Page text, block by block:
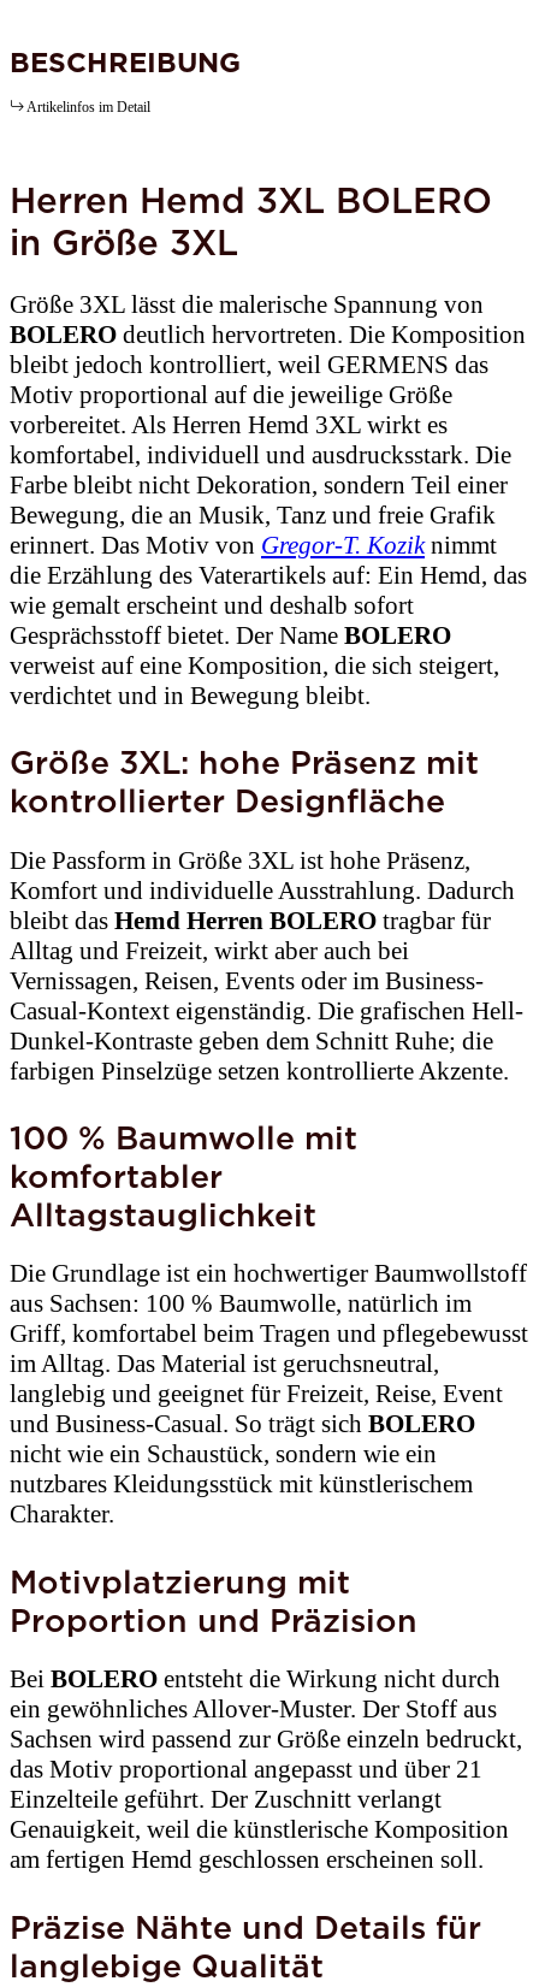
BESCHREIBUNG
Artikelinfos im Detail
Herren Hemd 3XL BOLERO
in Größe 3XL
Größe 3XL lässt die malerische Spannung von
BOLERO deutlich hervortreten. Die Komposition
bleibt jedoch kontrolliert, weil GERMENS das
Motiv proportional auf die jeweilige Größe
vorbereitet. Als Herren Hemd 3XL wirkt es
komfortabel, individuell und ausdrucksstark. Die
Farbe bleibt nicht Dekoration, sondern Teil einer
Bewegung, die an Musik, Tanz und freie Grafik
erinnert. Das Motiv von Gregor-T. Koziknimmt
die Erzählung des Vaterartikels auf: Ein Hemd, das
wie gemalt erscheint und deshalb sofort
Gesprächsstoff bietet. Der Name BOLERO
verweist auf eine Komposition, die sich steigert,
verdichtet und in Bewegung bleibt.
Größe 3XL: hohe Präsenz mit
kontrollierter Designfläche
Die Passform in Größe 3XL ist hohe Präsenz,
Komfort und individuelle Ausstrahlung. Dadurch
bleibt das Hemd Herren BOLERO tragbar für
Alltag und Freizeit, wirkt aber auch bei
Vernissagen, Reisen, Events oder im Business-
Casual-Kontext eigenständig. Die grafischen Hell-
Dunkel-Kontraste geben dem Schnitt Ruhe; die
farbigen Pinselzüge setzen kontrollierte Akzente.
100 % Baumwolle mit
komfortabler
Alltagstauglichkeit
Die Grundlage ist ein hochwertiger Baumwollstoff
aus Sachsen: 100 % Baumwolle, natürlich im
Griff, komfortabel beim Tragen und pflegebewusst
im Alltag. Das Material ist geruchsneutral,
langlebig und geeignet für Freizeit, Reise, Event
und Business-Casual. So trägt sich BOLERO
nicht wie ein Schaustück, sondern wie ein
nutzbares Kleidungsstück mit künstlerischem
Charakter.
Motivplatzierung mit
Proportion und Präzision
Bei BOLERO entsteht die Wirkung nicht durch
ein gewöhnliches Allover-Muster. Der Stoff aus
Sachsen wird passend zur Größe einzeln bedruckt,
das Motiv proportional angepasst und über 21
Einzelteile geführt. Der Zuschnitt verlangt
Genauigkeit, weil die künstlerische Komposition
am fertigen Hemd geschlossen erscheinen soll.
Präzise Nähte und Details für
langlebige Qualität